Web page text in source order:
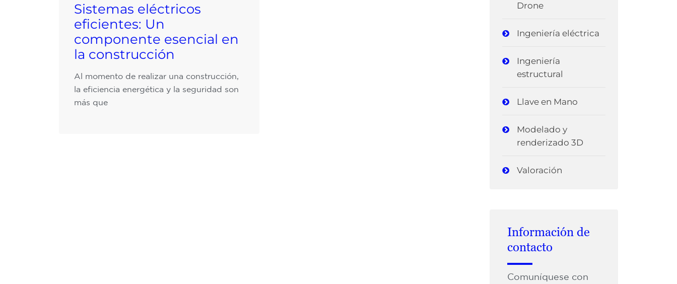
Sistemas eléctricos
eficientes: Un
componente esencial en
la construcción
Al momento de realizar una construcción,
la eficiencia energética y la seguridad son
más que
Drone
Ingeniería eléctrica
Ingeniería
estructural
Llave en Mano
Modelado y
renderizado 3D
Valoración
Información de
contacto
Comuníquese con